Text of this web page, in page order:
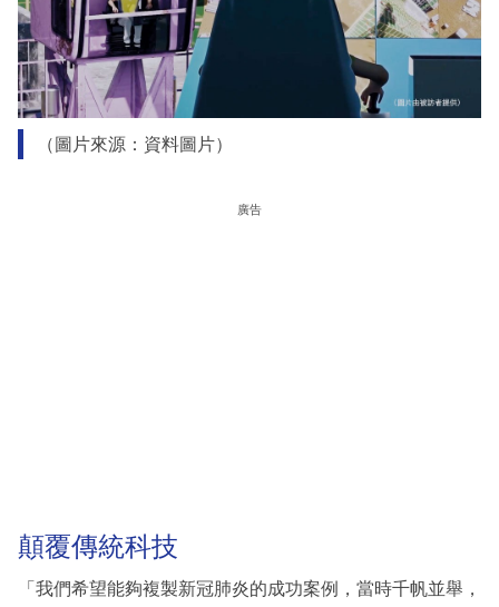
（圖片來源：資料圖片）
廣告
顛覆傳統科技
「我們希望能夠複製新冠肺炎的成功案例，當時千帆並舉，